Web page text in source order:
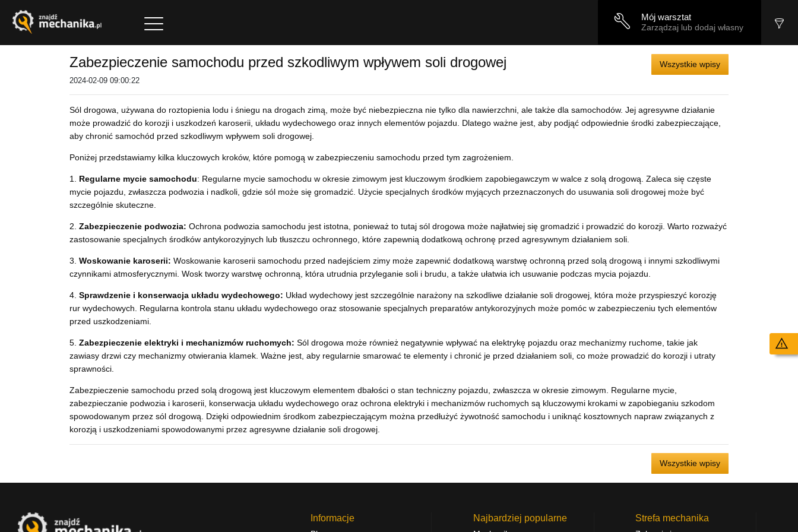
Mój warsztat
Zarządzaj lub dodaj własny
Zabezpieczenie samochodu przed szkodliwym wpływem soli drogowej Wszystkie wpisy
2024-02-09 09:00:22
Sól drogowa, używana do roztopienia lodu i śniegu na drogach zimą, może być niebezpieczna nie tylko dla nawierzchni, ale także dla samochodów. Jej agresywne działanie
może prowadzić do korozji i uszkodzeń karoserii, układu wydechowego oraz innych elementów pojazdu. Dlatego ważne jest, aby podjąć odpowiednie środki zabezpieczające,
aby chronić samochód przed szkodliwym wpływem soli drogowej.
Poniżej przedstawiamy kilka kluczowych kroków, które pomogą w zabezpieczeniu samochodu przed tym zagrożeniem.
1. Regularne mycie samochodu: Regularne mycie samochodu w okresie zimowym jest kluczowym środkiem zapobiegawczym w walce z solą drogową. Zaleca się częste
mycie pojazdu, zwłaszcza podwozia i nadkoli, gdzie sól może się gromadzić. Użycie specjalnych środków myjących przeznaczonych do usuwania soli drogowej może być
szczególnie skuteczne.
2. Zabezpieczenie podwozia: Ochrona podwozia samochodu jest istotna, ponieważ to tutaj sól drogowa może najłatwiej się gromadzić i prowadzić do korozji. Warto rozważyć
zastosowanie specjalnych środków antykorozyjnych lub tłuszczu ochronnego, które zapewnią dodatkową ochronę przed agresywnym działaniem soli.
3. Woskowanie karoserii: Woskowanie karoserii samochodu przed nadejściem zimy może zapewnić dodatkową warstwę ochronną przed solą drogową i innymi szkodliwymi
czynnikami atmosferycznymi. Wosk tworzy warstwę ochronną, która utrudnia przyleganie soli i brudu, a także ułatwia ich usuwanie podczas mycia pojazdu.
4. Sprawdzenie i konserwacja układu wydechowego: Układ wydechowy jest szczególnie narażony na szkodliwe działanie soli drogowej, która może przyspieszyć korozję
rur wydechowych. Regularna kontrola stanu układu wydechowego oraz stosowanie specjalnych preparatów antykorozyjnych może pomóc w zabezpieczeniu tych elementów
przed uszkodzeniami.
5. Zabezpieczenie elektryki i mechanizmów ruchomych: Sól drogowa może również negatywnie wpływać na elektrykę pojazdu oraz mechanizmy ruchome, takie jak
zawiasy drzwi czy mechanizmy otwierania klamek. Ważne jest, aby regularnie smarować te elementy i chronić je przed działaniem soli, co może prowadzić do korozji i utraty
sprawności.
Zabezpieczenie samochodu przed solą drogową jest kluczowym elementem dbałości o stan techniczny pojazdu, zwłaszcza w okresie zimowym. Regularne mycie,
zabezpieczanie podwozia i karoserii, konserwacja układu wydechowego oraz ochrona elektryki i mechanizmów ruchomych są kluczowymi krokami w zapobieganiu szkodom
spowodowanym przez sól drogową. Dzięki odpowiednim środkom zabezpieczającym można przedłużyć żywotność samochodu i uniknąć kosztownych napraw związanych z
korozją i uszkodzeniami spowodowanymi przez agresywne działanie soli drogowej.
Wszystkie wpisy
Informacje Najbardziej popularne Strefa mechanika